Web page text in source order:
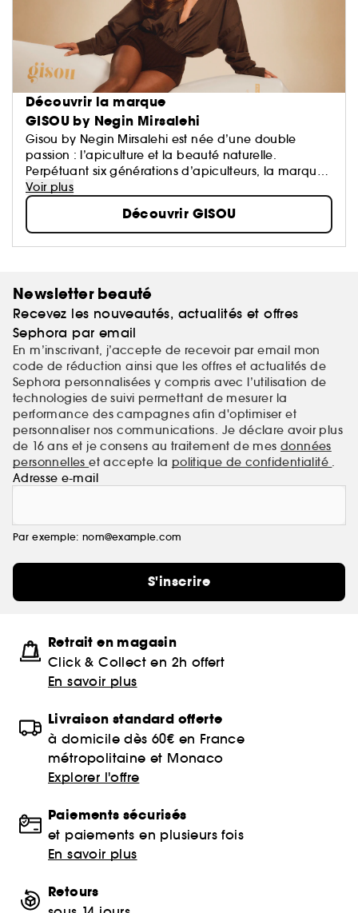
Découvrir la marque
GISOU by Negin Mirsalehi
Gisou by Negin Mirsalehi est née d’une double
passion : l’apiculture et la beauté naturelle.
Perpétuant six générations d’apiculteurs, la marque
crée des soins cheveux uniques, dont des
shampooings, des masques cheveux et des huiles
pour cheveux, formulés à partir d’ingrédients
précieux cultivés et récoltés de manière éco-
responsable au jardin Mirsalehi Bee Garden. Les
chevelu.
Voir plus
Découvrir GISOU
Newsletter beauté
Recevez les nouveautés, actualités et offres
Sephora par email
En m’inscrivant, j’accepte de recevoir par email mon
code de réduction ainsi que les offres et actualités de
Sephora personnalisées y compris avec l’utilisation de
technologies de suivi permettant de mesurer la
performance des campagnes afin d'optimiser et
personnaliser nos communications. Je déclare avoir plus
de 16 ans et je consens au traitement de mes données
personnelleset accepte la politique de confidentialité .
Adresse e-mail
Par exemple: nom@example.com
S'inscrire
Retrait en magasin
Click & Collect en 2h offert
En savoir plus
Livraison standard offerte
à domicile dès 60€ en France
métropolitaine et Monaco
Explorer l'offre
Paiements sécurisés
et paiements en plusieurs fois
En savoir plus
Retours